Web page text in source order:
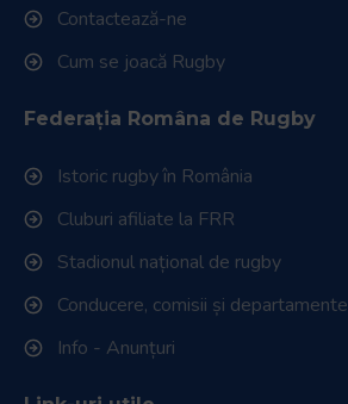
Contactează-ne
Cum se joacă Rugby
Federația Româna de Rugby
Istoric rugby în România
Cluburi afiliate la FRR
Stadionul național de rugby
Conducere, comisii și departamente
Info - Anunțuri